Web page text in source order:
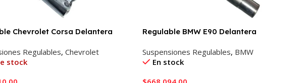
Chevrolet Corsa Delantera
Regulables, Chevrolet
stock
Regulable BMW E90 Delantera
Suspensiones Regulables, BMW
En stock